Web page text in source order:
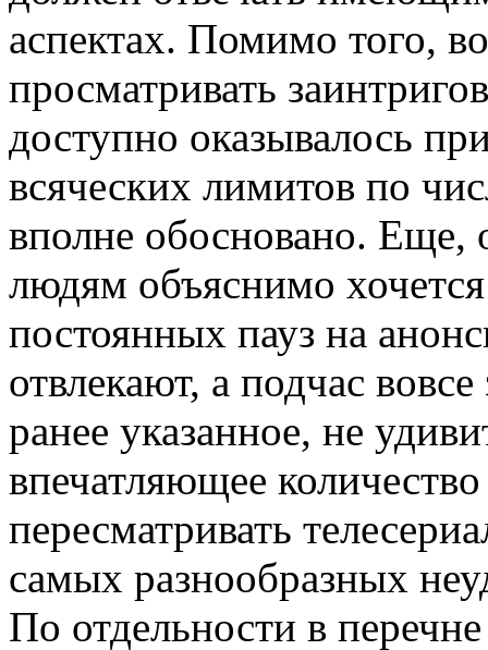
аспектах. Помимо того,
просматривать
доступно оказывалось
всяческих лимитов по
вполне обосновано.
людям объяснимо
постоянных пауз на
отвлекают, а подчас
ранее указанное, не
впечатляющее
пересматривать
самых разнообразных
По отдельности в